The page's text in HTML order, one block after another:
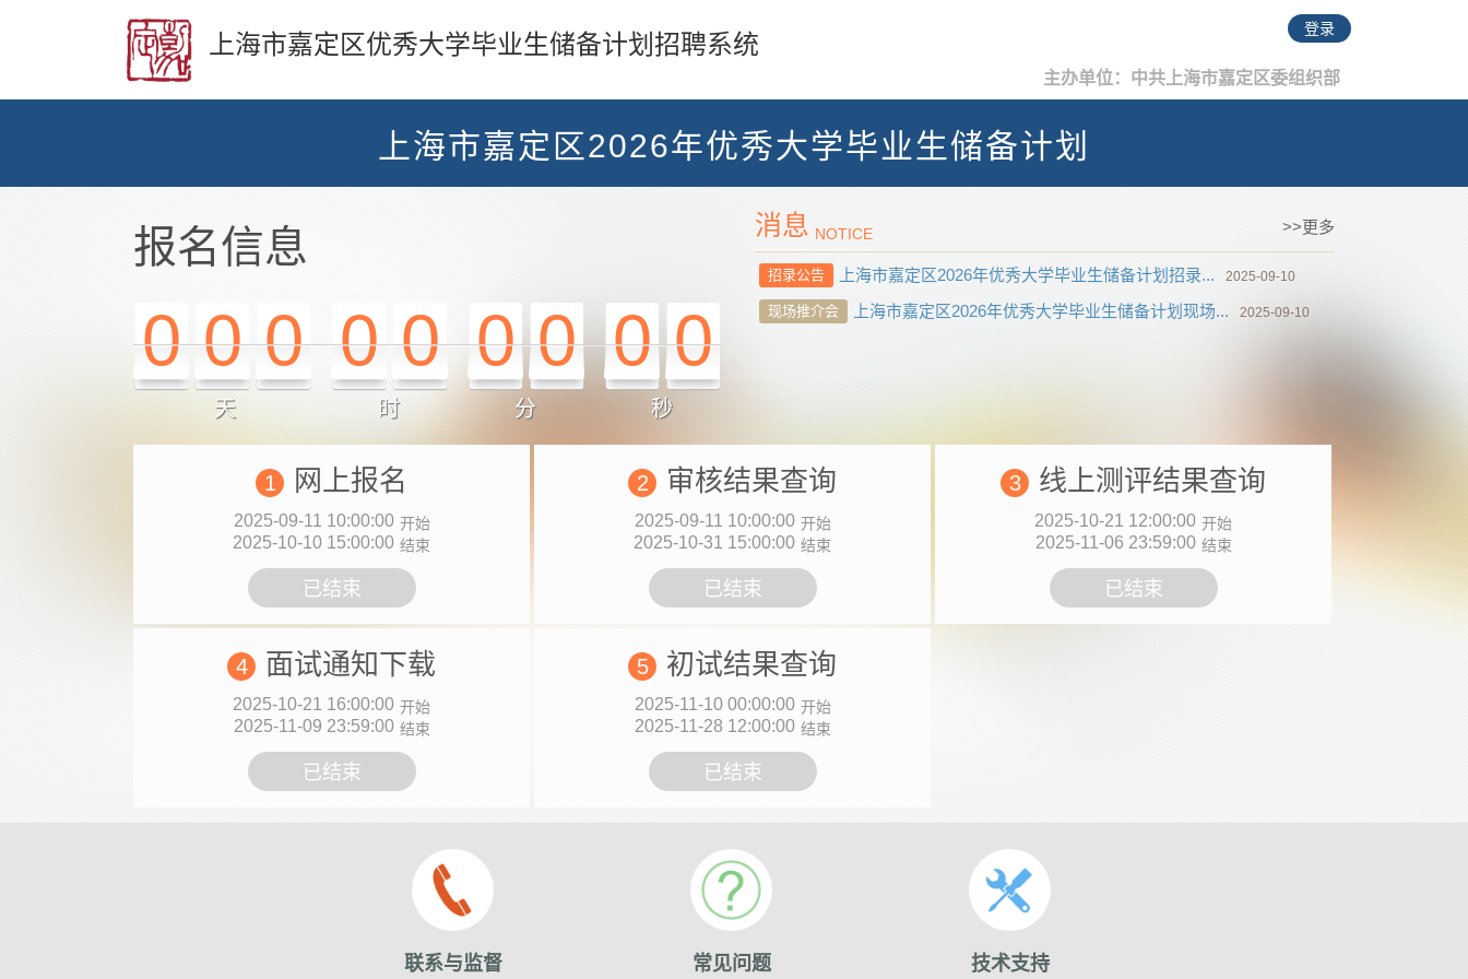
上海市嘉定区优秀大学毕业生储备计划招聘系统
登录
主办单位：中共上海市嘉定区委组织部
上海市嘉定区2026年优秀大学毕业生储备计划
报名信息
0 0 0 0 0 0 0 0 0
天 时 分 秒
消息 NOTICE >>更多
招录公告 上海市嘉定区2026年优秀大学毕业生储备计划招录... 2025-09-10
现场推介会 上海市嘉定区2026年优秀大学毕业生储备计划现场... 2025-09-10
1 网上报名
2025-09-11 10:00:00 开始
2025-10-10 15:00:00 结束
已结束
2 审核结果查询
2025-09-11 10:00:00 开始
2025-10-31 15:00:00 结束
已结束
3 线上测评结果查询
2025-10-21 12:00:00 开始
2025-11-06 23:59:00 结束
已结束
4 面试通知下载
2025-10-21 16:00:00 开始
2025-11-09 23:59:00 结束
已结束
5 初试结果查询
2025-11-10 00:00:00 开始
2025-11-28 12:00:00 结束
已结束
联系与监督 常见问题 技术支持